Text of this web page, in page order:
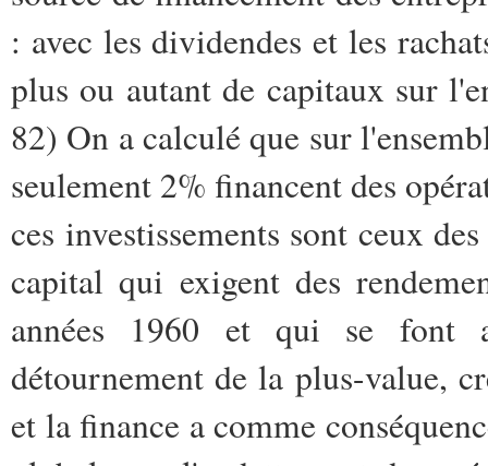
: avec les dividendes et les
plus ou autant de capitaux sur
82) On a calculé que sur
seulement 2% financent des
ces investissements sont ceux
capital qui exigent des
années 1960 et qui se font
détournement de la plus-value,
et la finance a comme